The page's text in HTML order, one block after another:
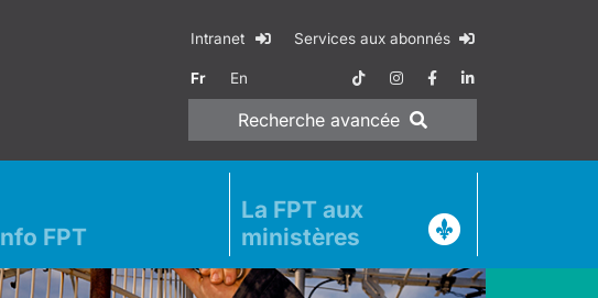
Intranet Services aux abonnés
Fr En
Recherche avancée
FPT
La FPT aux
ministères